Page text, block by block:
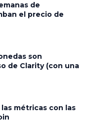
de
el precio de
son
de Clarity (con una
métricas con las